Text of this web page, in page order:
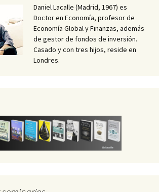
Daniel Lacalle (Madrid, 1967) es
Doctor en Economía, profesor de
Economía Global y Finanzas, además
de gestor de fondos de inversión.
Casado y con tres hijos, reside en
Londres.